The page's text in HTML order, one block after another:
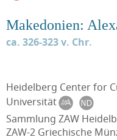
Makedonien:
ca. 326-323 v. Chr.
Heidelberg Center for
Universität
Sammlung ZAW
ZAW-2 Griechische